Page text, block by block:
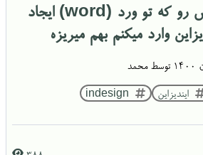
وقتی که تکست‌باکس رو که تو ورد (word) ایجاد
وارد میکنم بهم میریزه
توسطمحمد
ایندیزاین indesign